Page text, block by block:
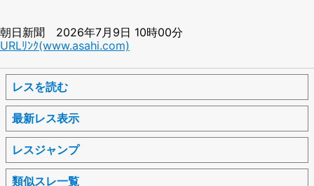
朝日新聞 2026年7月9日 10時00分
URLﾘﾝｸ(www.asahi.com)
レスを読む
最新レス表示
レスジャンプ
類似スレ一覧